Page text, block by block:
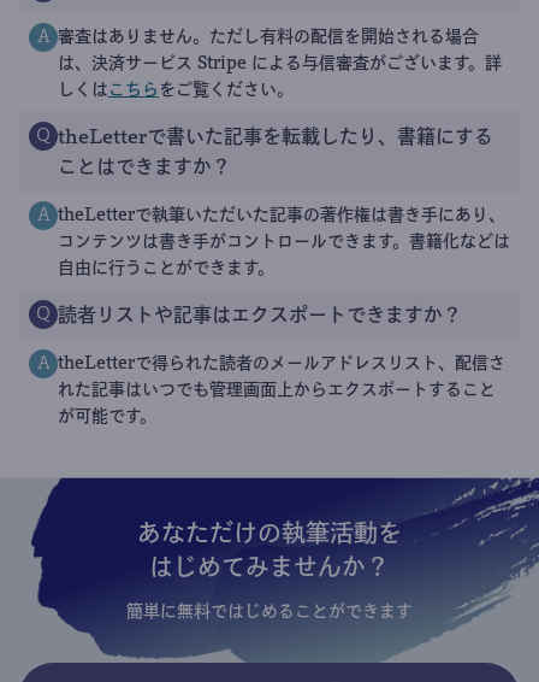
A 審査はありません。ただし有料の配信を開始される場合
は、決済サービス Stripe による与信審査がございます。詳
しくは こちら をご覧ください。
Q theLetterで書いた記事を転載したり、書籍にする
ことはできますか？
A theLetterで執筆いただいた記事の著作権は書き手にあり、
コンテンツは書き手がコントロールできます。書籍化などは
自由に行うことができます。
Q 読者リストや記事はエクスポートできますか？
A theLetterで得られた読者のメールアドレスリスト、配信さ
れた記事はいつでも管理画面上からエクスポートすること
が可能です。
あなただけの執筆活動を
はじめてみませんか？
簡単に無料ではじめることができます